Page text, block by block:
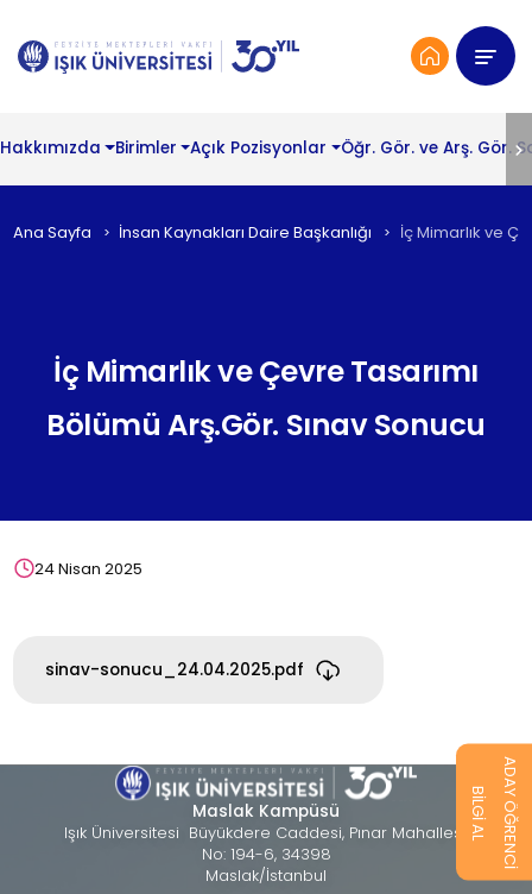
Hakkımızda Birimler Açık Pozisyonlar Öğr. Gör. ve Arş. Gör.
Ana Sayfa İnsan Kaynakları Daire Başkanlığı İç Mimarlık ve
İç Mimarlık ve Çevre Tasarımı
Bölümü Arş.Gör. Sınav Sonucu
24 Nisan 2025
sinav-sonucu_24.04.2025.pdf
Maslak Kampüsü
Işık Üniversitesi Büyükdere Caddesi, Pınar Mahallesi,
No: 194-6, 34398
Maslak/İstanbul
BİLGİ AL ADAY ÖĞRENCİ